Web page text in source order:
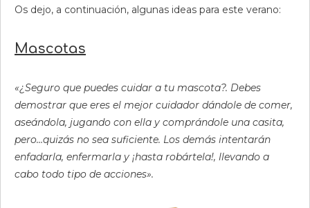
Os dejo, a continuación, algunas ideas para este verano:
Mascotas
«¿Seguro que puedes cuidar a tu mascota?. Debes
demostrar que eres el mejor cuidador dándole de comer,
aseándola, jugando con ella y comprándole una casita,
pero…quizás no sea suficiente. Los demás intentarán
enfadarla, enfermarla y ¡hasta robártela!, llevando a
cabo todo tipo de acciones».